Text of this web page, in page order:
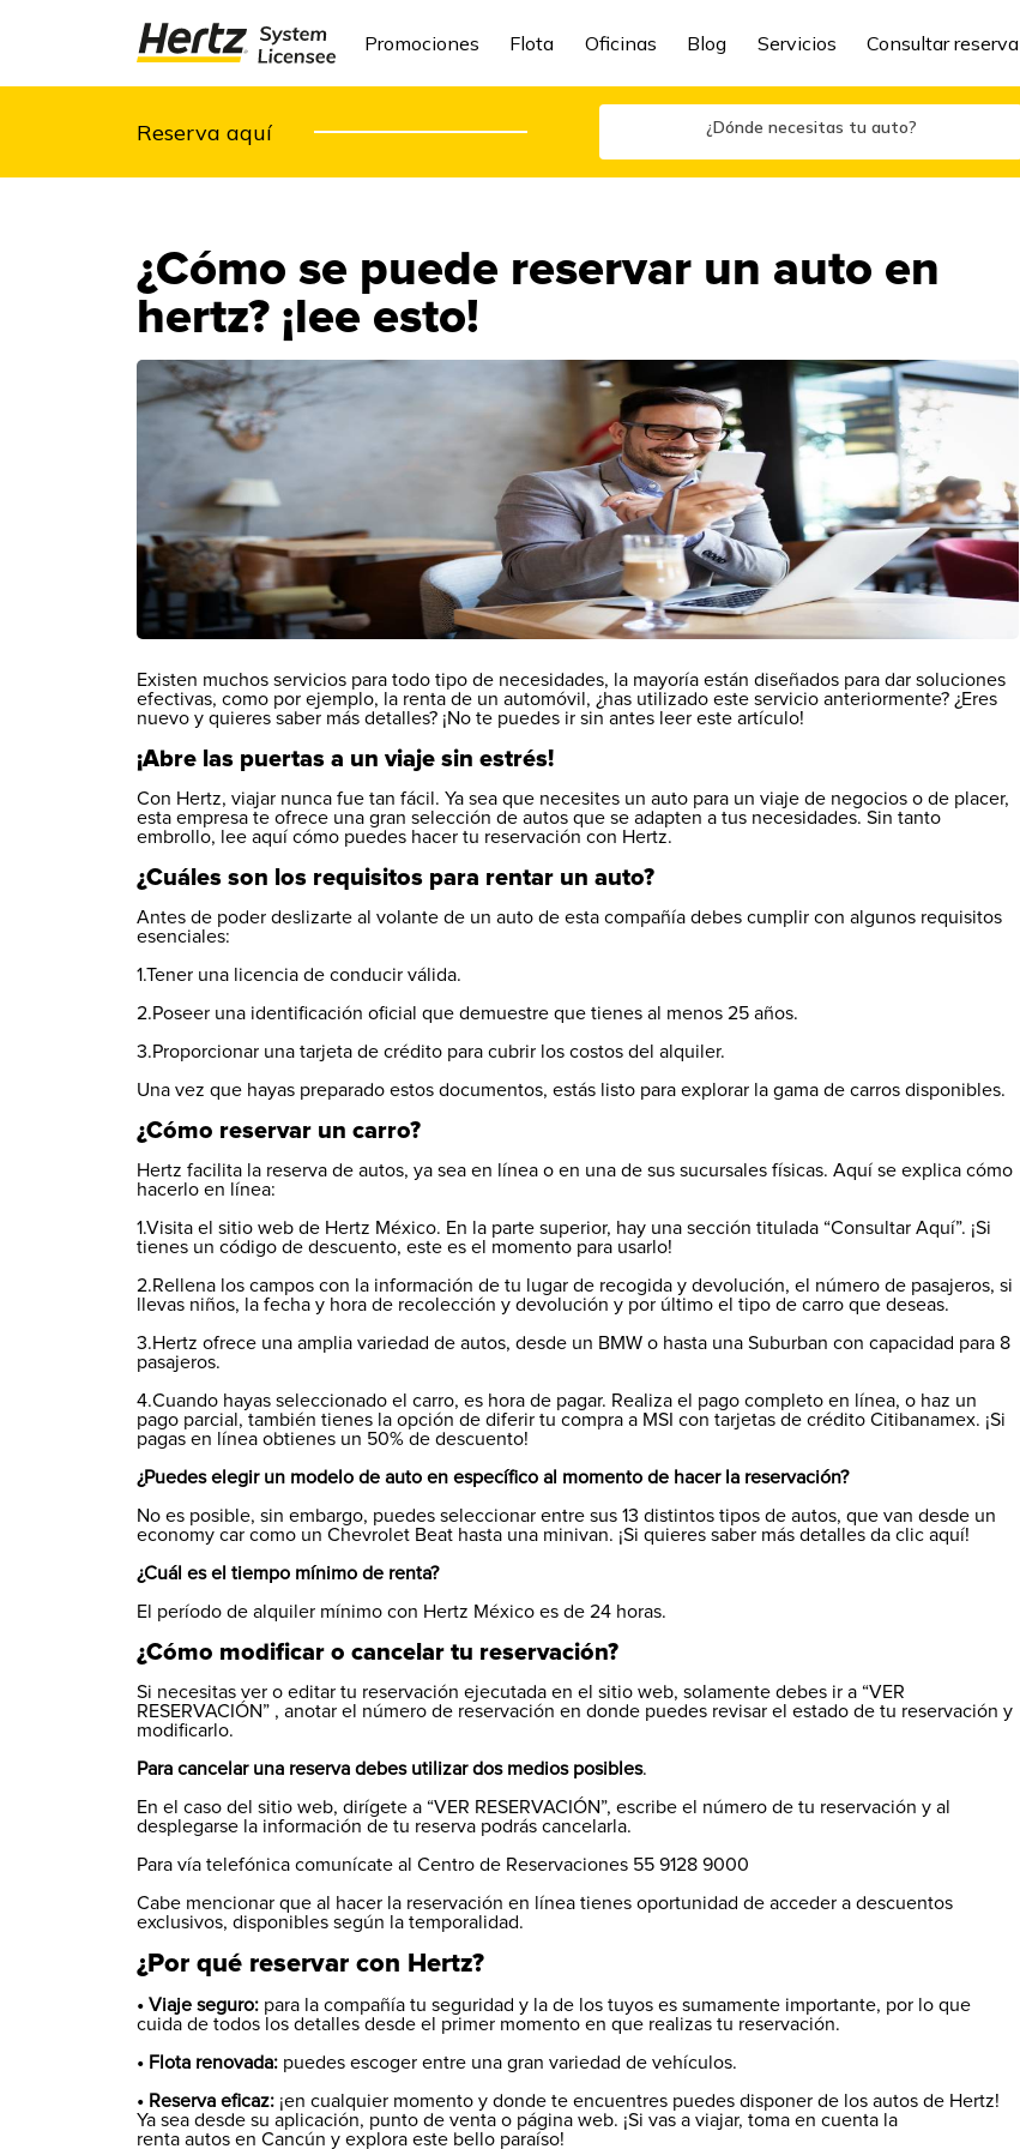
Promociones Flota Oficinas Blog Servicios Consultar reserva
Reserva aquí ¿Dónde necesitas tu auto?
¿Cómo se puede reservar un auto en
hertz? ¡lee esto!
Existen muchos servicios para todo tipo de necesidades, la mayoría están diseñados para dar soluciones
efectivas, como por ejemplo, la renta de un automóvil, ¿has utilizado este servicio anteriormente? ¿Eres
nuevo y quieres saber más detalles? ¡No te puedes ir sin antes leer este artículo!
¡Abre las puertas a un viaje sin estrés!
Con Hertz, viajar nunca fue tan fácil. Ya sea que necesites un auto para un viaje de negocios o de placer,
esta empresa te ofrece una gran selección de autos que se adapten a tus necesidades. Sin tanto
embrollo, lee aquí cómo puedes hacer tu reservación con Hertz.
¿Cuáles son los requisitos para rentar un auto?
Antes de poder deslizarte al volante de un auto de esta compañía debes cumplir con algunos requisitos
esenciales:
1.Tener una licencia de conducir válida.
2.Poseer una identificación oficial que demuestre que tienes al menos 25 años.
3.Proporcionar una tarjeta de crédito para cubrir los costos del alquiler.
Una vez que hayas preparado estos documentos, estás listo para explorar la gama de carros disponibles.
¿Cómo reservar un carro?
Hertz facilita la reserva de autos, ya sea en línea o en una de sus sucursales físicas. Aquí se explica cómo
hacerlo en línea:
1.Visita el sitio web de Hertz México. En la parte superior, hay una sección titulada “Consultar Aquí”. ¡Si
tienes un código de descuento, este es el momento para usarlo!
2.Rellena los campos con la información de tu lugar de recogida y devolución, el número de pasajeros, si
llevas niños, la fecha y hora de recolección y devolución y por último el tipo de carro que deseas.
3.Hertz ofrece una amplia variedad de autos, desde un BMW o hasta una Suburban con capacidad para 8
pasajeros.
4.Cuando hayas seleccionado el carro, es hora de pagar. Realiza el pago completo en línea, o haz un
pago parcial, también tienes la opción de diferir tu compra a MSI con tarjetas de crédito Citibanamex. ¡Si
pagas en línea obtienes un 50% de descuento!
¿Puedes elegir un modelo de auto en específico al momento de hacer la reservación?
No es posible, sin embargo, puedes seleccionar entre sus 13 distintos tipos de autos, que van desde un
economy car como un Chevrolet Beat hasta una minivan. ¡Si quieres saber más detalles da clic aquí!
¿Cuál es el tiempo mínimo de renta?
El período de alquiler mínimo con Hertz México es de 24 horas.
¿Cómo modificar o cancelar tu reservación?
Si necesitas ver o editar tu reservación ejecutada en el sitio web, solamente debes ir a “VER
RESERVACIÓN” , anotar el número de reservación en donde puedes revisar el estado de tu reservación y
modificarlo.
Para cancelar una reserva debes utilizar dos medios posibles.
En el caso del sitio web, dirígete a “VER RESERVACIÓN”, escribe el número de tu reservación y al
desplegarse la información de tu reserva podrás cancelarla.
Para vía telefónica comunícate al Centro de Reservaciones 55 9128 9000
Cabe mencionar que al hacer la reservación en línea tienes oportunidad de acceder a descuentos
exclusivos, disponibles según la temporalidad.
¿Por qué reservar con Hertz?
• Viaje seguro: para la compañía tu seguridad y la de los tuyos es sumamente importante, por lo que
cuida de todos los detalles desde el primer momento en que realizas tu reservación.
• Flota renovada: puedes escoger entre una gran variedad de vehículos.
• Reserva eficaz: ¡en cualquier momento y donde te encuentres puedes disponer de los autos de Hertz!
Ya sea desde su aplicación, punto de venta o página web. ¡Si vas a viajar, toma en cuenta la
renta autos en Cancún y explora este bello paraíso!